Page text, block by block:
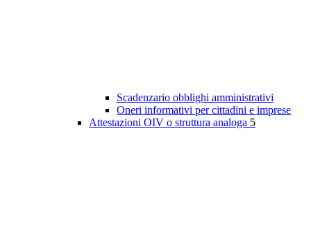
Scadenzario obblighi amministrativi
Oneri informativi per cittadini e imprese
Attestazioni OIV o struttura analoga 5